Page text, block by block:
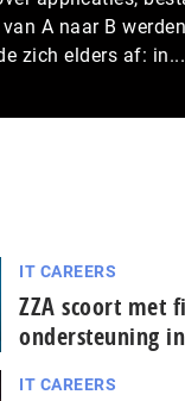
A naar B
zich elders af: in...
IT CAREERS
ZZA scoort met
ondersteuning
IT CAREERS